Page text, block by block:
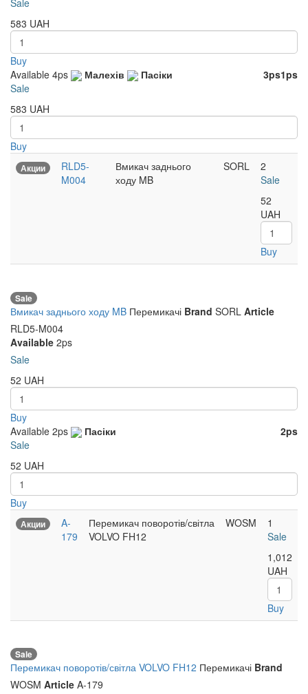
Sale
583 UAH
Buy
Available 4ps Малехів 1ps
Пасіки
3ps
Sale
583 UAH
Buy
Акции
RLD5-
M004
Вмикач заднього
ходу MB
SORL
2
Sale
52
UAH
Buy
Sale
Вмикач заднього ходу MB Перемикачі Brand SORL Article
RLD5-M004
Available 2ps
Sale
52 UAH
Buy
Available 2ps Пасіки
2ps
Sale
52 UAH
Buy
Акции
A-
179
Перемикач поворотів/світла
VOLVO FH12
WOSM
1
Sale
1,012
UAH
Buy
Sale
Перемикач поворотів/світла VOLVO FH12 Перемикачі Brand
WOSM Article A-179